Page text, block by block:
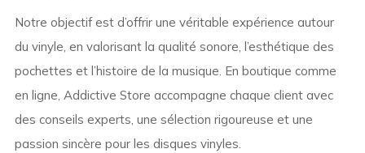
Notre objectif est d’offrir une véritable expérience autour
du vinyle, en valorisant la qualité sonore, l’esthétique des
pochettes et l’histoire de la musique. En boutique comme
en ligne, Addictive Store accompagne chaque client avec
des conseils experts, une sélection rigoureuse et une
passion sincère pour les disques vinyles.